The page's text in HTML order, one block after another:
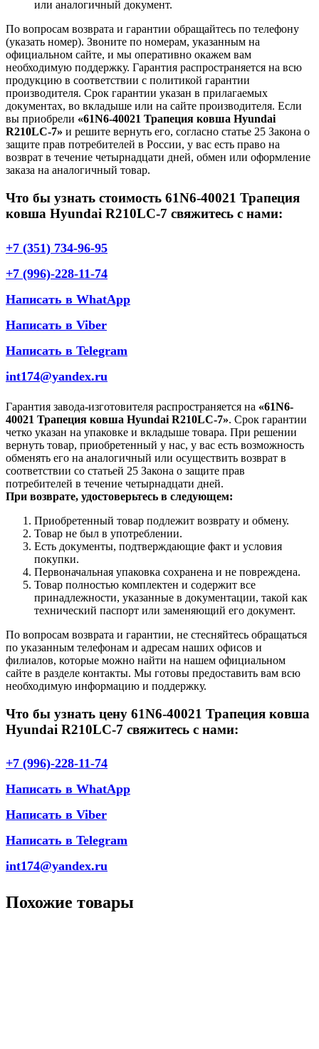
или аналогичный документ.
По вопросам возврата и гарантии обращайтесь по телефону
(указать номер). Звоните по номерам, указанным на
официальном сайте, и мы оперативно окажем вам
необходимую поддержку. Гарантия распространяется на всю
продукцию в соответствии с политикой гарантии
производителя. Срок гарантии указан в прилагаемых
документах, во вкладыше или на сайте производителя. Если
вы приобрели «61N6-40021 Трапеция ковша Hyundai
R210LC-7» и решите вернуть его, согласно статье 25 Закона о
защите прав потребителей в России, у вас есть право на
возврат в течение четырнадцати дней, обмен или оформление
заказа на аналогичный товар.
Что бы узнать стоимость 61N6-40021 Трапеция
ковша Hyundai R210LC-7 свяжитесь с нами:
+7 (351) 734-96-95
+7 (996)-228-11-74
Написать в WhatApp
Написать в Viber
Написать в Telegram
int174@yandex.ru
Гарантия завода-изготовителя распространяется на «61N6-
40021 Трапеция ковша Hyundai R210LC-7». Срок гарантии
четко указан на упаковке и вкладыше товара. При решении
вернуть товар, приобретенный у нас, у вас есть возможность
обменять его на аналогичный или осуществить возврат в
соответствии со статьей 25 Закона о защите прав
потребителей в течение четырнадцати дней.
При возврате, удостоверьтесь в следующем:
Приобретенный товар подлежит возврату и обмену.
Товар не был в употреблении.
Есть документы, подтверждающие факт и условия
покупки.
Первоначальная упаковка сохранена и не повреждена.
Товар полностью комплектен и содержит все
принадлежности, указанные в документации, такой как
технический паспорт или заменяющий его документ.
По вопросам возврата и гарантии, не стесняйтесь обращаться
по указанным телефонам и адресам наших офисов и
филиалов, которые можно найти на нашем официальном
сайте в разделе контакты. Мы готовы предоставить вам всю
необходимую информацию и поддержку.
Что бы узнать цену 61N6-40021 Трапеция ковша
Hyundai R210LC-7 свяжитесь с нами:
+7 (996)-228-11-74
Написать в WhatApp
Написать в Viber
Написать в Telegram
int174@yandex.ru
Похожие товары